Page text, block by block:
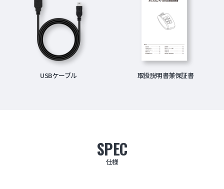
USBケーブル 取扱説明書兼保証書
SPEC
仕様